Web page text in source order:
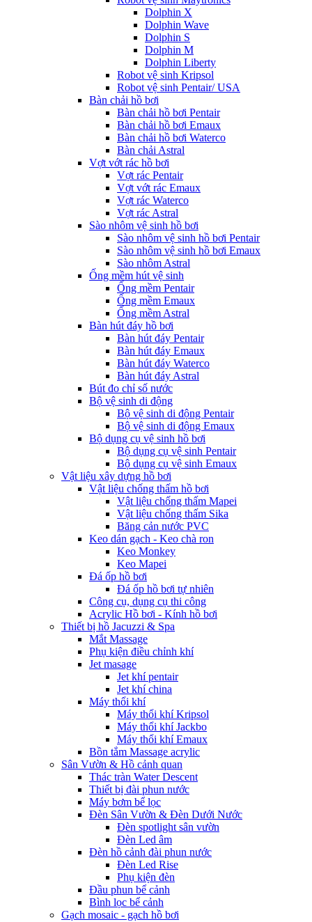
Dolphin X
Dolphin Wave
Dolphin S
Dolphin M
Dolphin Liberty
Robot vệ sinh Kripsol
Robot vệ sinh Pentair/ USA
Bàn chải hồ bơi
Bàn chải hồ bơi Pentair
Bàn chải hồ bơi Emaux
Bàn chải hồ bơi Waterco
Bàn chải Astral
Vợt vớt rác hồ bơi
Vợt rác Pentair
Vợt vớt rác Emaux
Vợt rác Waterco
Vợt rác Astral
Sào nhôm vệ sinh hồ bơi
Sào nhôm vệ sinh hồ bơi Pentair
Sào nhôm vệ sinh hồ bơi Emaux
Sào nhôm Astral
Ống mềm hút vệ sinh
Ống mềm Pentair
Ống mềm Emaux
Ống mềm Astral
Bàn hút đáy hồ bơi
Bàn hút đáy Pentair
Bàn hút đáy Emaux
Bàn hút đáy Waterco
Bàn hút đáy Astral
Bút đo chỉ số nước
Bộ vệ sinh di động
Bộ vệ sinh di động Pentair
Bộ vệ sinh di động Emaux
Bộ dụng cụ vệ sinh hồ bơi
Bộ dụng cụ vệ sinh Pentair
Bộ dụng cụ vệ sinh Emaux
Vật liệu xây dựng hồ bơi
Vật liệu chống thấm hồ bơi
Vật liệu chống thấm Mapei
Vật liệu chống thấm Sika
Băng cản nước PVC
Keo dán gạch - Keo chà ron
Keo Monkey
Keo Mapei
Đá ốp hồ bơi
Đá ốp hồ bơi tự nhiên
Công cụ, dụng cụ thi công
Acrylic Hồ bơi - Kính hồ bơi
Thiết bị hồ Jacuzzi & Spa
Mắt Massage
Phụ kiện điều chỉnh khí
Jet masage
Jet khí pentair
Jet khí china
Máy thổi khí
Máy thổi khí Kripsol
Máy thổi khí Jackbo
Máy thổi khí Emaux
Bồn tắm Massage acrylic
Sân Vườn & Hồ cảnh quan
Thác tràn Water Descent
Thiết bị đài phun nước
Máy bơm bể lọc
Đèn Sân Vườn & Đèn Dưới Nước
Đèn spotlight sân vườn
Đèn Led âm
Đèn hồ cảnh đài phun nước
Đèn Led Rise
Phụ kiện đèn
Đầu phun bể cảnh
Bình lọc bể cảnh
Gạch mosaic - gạch hồ bơi